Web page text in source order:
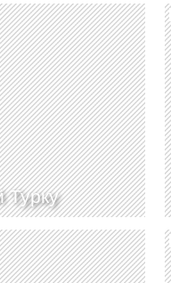
Турку